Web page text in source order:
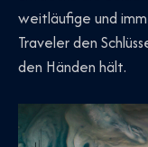
weitläufige und
Traveler den
den Händen hält.